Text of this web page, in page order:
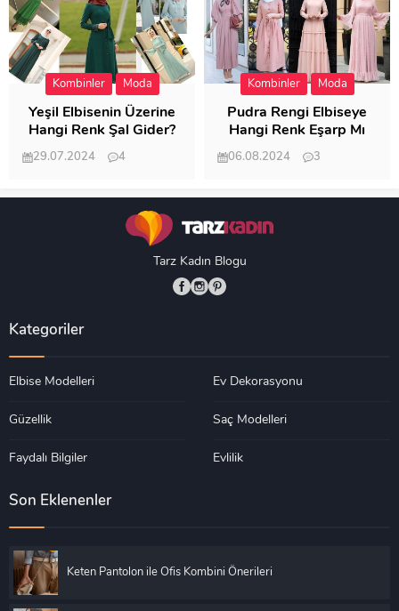
Kombinler Moda
Yeşil Elbisenin Üzerine
Hangi Renk Şal Gider?
29.07.2024
4
Kombinler Moda
Pudra Rengi Elbiseye
Hangi Renk Eşarp Mı
Dedi Birisi
06.08.2024
3
Tarz Kadın Blogu
Kategoriler
Elbise Modelleri Ev Dekorasyonu
Güzellik Saç Modelleri
Faydalı Bilgiler Evlilik
Son Eklenenler
Keten Pantolon ile Ofis Kombini Önerileri